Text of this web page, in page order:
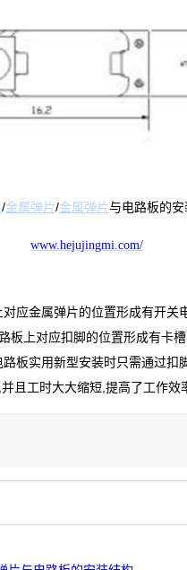
/金属弹片/金属弹片与电路板的
www.hejujingmi.com/
应金属弹片的位置形成有开关
板上对应扣脚的位置形成有卡槽
板实用新型安装时只需通过扣
,并且工时大大缩短,提高了工作效